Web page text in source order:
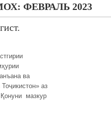
ФЕВРАЛЬ 2023
ва
аз
мазкур